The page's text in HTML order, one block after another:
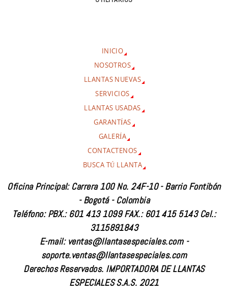
INICIO
NOSOTROS
LLANTAS NUEVAS
SERVICIOS
LLANTAS USADAS
GARANTÍAS
GALERÍA
CONTACTENOS
BUSCA TÚ LLANTA
Oficina Principal: Carrera 100 No. 24F-10 - Barrio Fontibón
- Bogotá - Colombia
Teléfono: PBX.: 601 413 1099 FAX.: 601 415 5143 Cel.:
3115891843
E-mail: ventas@llantasespeciales.com -
soporte.ventas@llantasespeciales.com
Derechos Reservados. IMPORTADORA DE LLANTAS
ESPECIALES S.A.S. 2021